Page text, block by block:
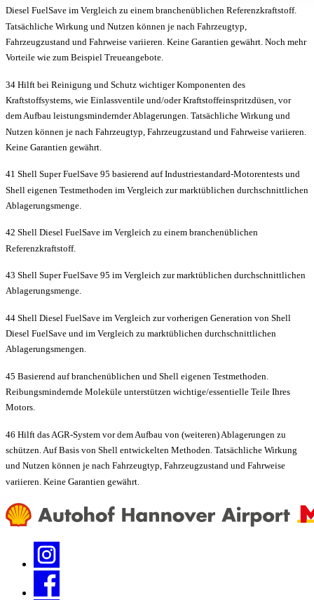
Diesel FuelSave im Vergleich zu einem branchenüblichen Referenzkraftstoff.
Tatsächliche Wirkung und Nutzen können je nach Fahrzeugtyp,
Fahrzeugzustand und Fahrweise variieren. Keine Garantien gewährt. Noch mehr
Vorteile wie zum Beispiel Treueangebote.
34 Hilft bei Reinigung und Schutz wichtiger Komponenten des
Kraftstoffsystems, wie Einlassventile und/oder Kraftstoffeinspritzdüsen, vor
dem Aufbau leistungsmindernder Ablagerungen. Tatsächliche Wirkung und
Nutzen können je nach Fahrzeugtyp, Fahrzeugzustand und Fahrweise variieren.
Keine Garantien gewährt.
41 Shell Super FuelSave 95 basierend auf Industriestandard-Motorentests und
Shell eigenen Testmethoden im Vergleich zur marktüblichen durchschnittlichen
Ablagerungsmenge.
42 Shell Diesel FuelSave im Vergleich zu einem branchenüblichen
Referenzkraftstoff.
43 Shell Super FuelSave 95 im Vergleich zur marktüblichen durchschnittlichen
Ablagerungsmenge.
44 Shell Diesel FuelSave im Vergleich zur vorherigen Generation von Shell
Diesel FuelSave und im Vergleich zu marktüblichen durchschnittlichen
Ablagerungsmengen.
45 Basierend auf branchenüblichen und Shell eigenen Testmethoden.
Reibungsmindernde Moleküle unterstützen wichtige/essentielle Teile Ihres
Motors.
46 Hilft das AGR-System vor dem Aufbau von (weiteren) Ablagerungen zu
schützen. Auf Basis von Shell entwickelten Methoden. Tatsächliche Wirkung
und Nutzen können je nach Fahrzeugtyp, Fahrzeugzustand und Fahrweise
variieren. Keine Garantien gewährt.